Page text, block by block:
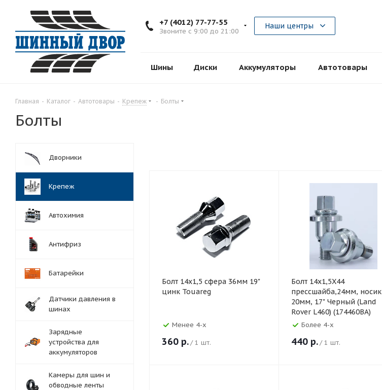
+7 (4012) 77-77-55
Звоните с 9:00 до 21:00
Наши центры
Шины Диски Аккумуляторы Автотовары
Главная - Каталог - Автотовары - Крепеж - Болты
Болты
Болт 14х1,5 сфера 36мм 19"
цинк Touareg
Менее 4-х
360 р./ 1 шт.
Болт 14х1,5X44
прессшайба,24мм, носик
20мм, 17" Черный (Land
Rover L460) (174460BA)
Более 4-х
440 р./ 1 шт.
Дворники
Крепеж
Автохимия
Антифриз
Батарейки
Датчики давления в
шинах
Зарядные
устройства для
аккумуляторов
Камеры для шин и
обводные ленты